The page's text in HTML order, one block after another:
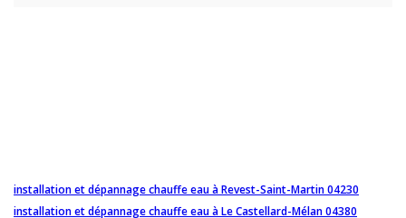
installation et dépannage chauffe eau à Revest-Saint-Martin 04230
installation et dépannage chauffe eau à Le Castellard-Mélan 04380